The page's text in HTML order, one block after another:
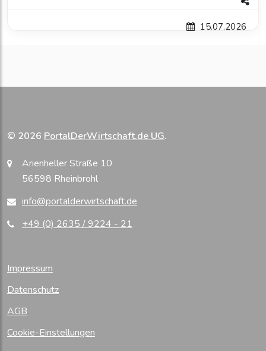
15.07.2026
© 2026 PortalDerWirtschaft.de UG.
Arienheller Straße 10
56598 Rheinbrohl
info@portalderwirtschaft.de
+49 (0) 2635 / 9224 - 21
Impressum
Datenschutz
AGB
Cookie-Einstellungen